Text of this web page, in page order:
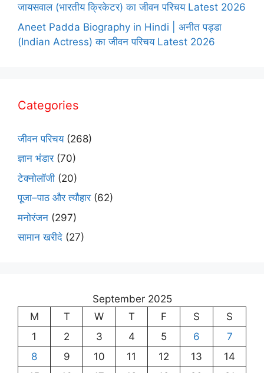
जायसवाल (भारतीय क्रिकेटर) का जीवन परिचय Latest 2026
Aneet Padda Biography in Hindi | अनीत पड्डा
(Indian Actress) का जीवन परिचय Latest 2026
Categories
जीवन परिचय(268)
ज्ञान भंडार(70)
टेक्नोलॉजी (20)
पूजा–पाठ और त्यौहार(62)
मनोरंजन (297)
सामान खरीदे (27)
September 2025
M
T W T F S
S
1
2 3 4 5 6
7
8
9 10 11 12 13
14